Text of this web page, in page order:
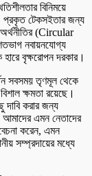
বিনিময়ে
প্রকৃত টেকসইতার জন্য
(Circular
নবায়নযোগ্য
বৃক্ষরোপন দরকার।
সবসময় তৃণমূল থেকে
ক্ষমতা রয়েছে।
দাবি করার জন্য
এমন নেতাদের
করেন, এমন
সম্প্রদায়ের মধ্যে